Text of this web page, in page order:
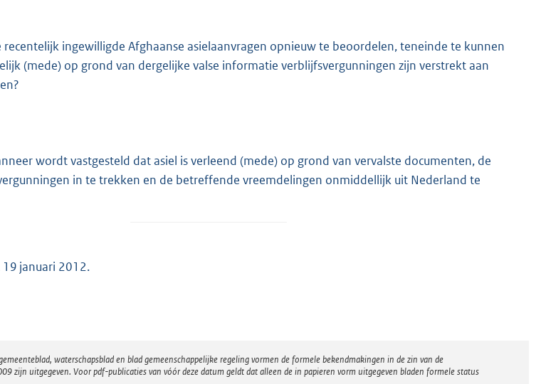
recentelijk ingewilligde Afghaanse asielaanvragen opnieuw te beoordelen, teneinde te kunnen
(mede) op grond van dergelijke valse informatie verblijfsvergunningen zijn verstrekt aan
wordt vastgesteld dat asiel is verleend (mede) op grond van vervalste documenten, de
in te trekken en de betreffende vreemdelingen onmiddellijk uit Nederland te
januari 2012.
waterschapsblad en blad gemeenschappelijke regeling vormen de formele bekendmakingen in de zin van de
zijn uitgegeven. Voor pdf-publicaties van vóór deze datum geldt dat alleen de in papieren vorm uitgegeven bladen formele status